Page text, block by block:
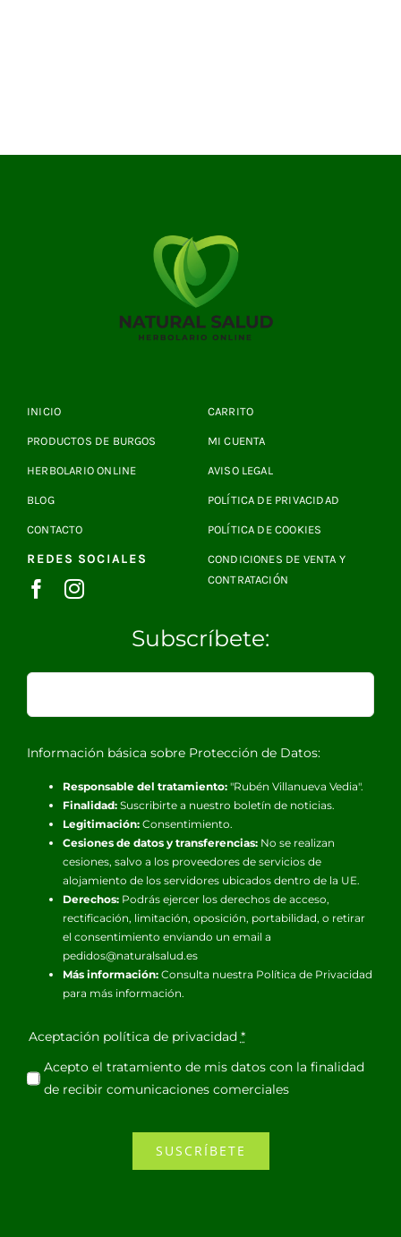
INICIO
PRODUCTOS DE BURGOS
HERBOLARIO ONLINE
BLOG
CONTACTO
REDES SOCIALES
CARRITO
MI CUENTA
AVISO LEGAL
POLÍTICA DE PRIVACIDAD
POLÍTICA DE COOKIES
CONDICIONES DE VENTA Y
CONTRATACIÓN
Subscríbete:
Información básica sobre Protección de Datos:
Responsable del tratamiento:"Rubén Villanueva Vedia".
Finalidad:Suscribirte a nuestro boletín de noticias.
Legitimación:Consentimiento.
Cesiones de datos y transferencias:No se realizan
cesiones, salvo a los proveedores de servicios de
alojamiento de los servidores ubicados dentro de la UE.
Derechos:Podrás ejercer los derechos de acceso,
rectificación, limitación, oposición, portabilidad, o retirar
el consentimiento enviando un email a
pedidos@naturalsalud.es
Más información:Consulta nuestra Política de Privacidad
para más información.
Aceptación política de privacidad *
Acepto el tratamiento de mis datos con la finalidad
de recibir comunicaciones comerciales
SUSCRÍBETE